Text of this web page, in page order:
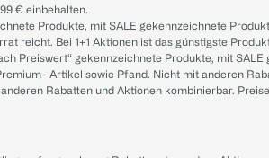
€ einbehalten.
Produkte, mit SALE gekennzeichnete
reicht. Bei 1+1 Aktionen ist das günstigste
Preiswert“ gekennzeichnete Produkte, mit
Artikel sowie Pfand. Nicht mit anderen
Rabatten und Aktionen kombinierbar.